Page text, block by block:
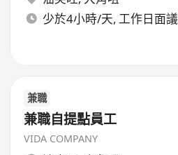
少於4小時/天, 工作日面議
兼職
兼職自提點員工
VIDA COMPANY